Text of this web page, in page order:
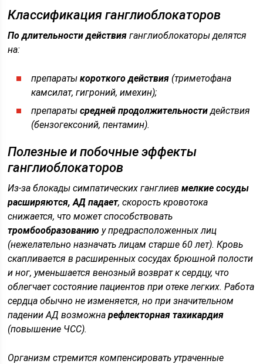
Классификация ганглиоблокаторов
По длительности действия ганглиоблокаторы делятся
на:
препаратыкороткого действия (триметофана
камсилат, гигроний, имехин);
препаратысредней продолжительностидействия
(бензогексоний, пентамин).
Полезные и побочные эффекты
ганглиоблокаторов
Из-за блокады симпатических ганглиевмелкие сосуды
расширяются, АД падает, скорость кровотока
снижается, что может способствовать
тромбообразованию у предрасположенных лиц
(нежелательно назначать лицам старше 60 лет). Кровь
скапливается в расширенных сосудах брюшной полости
и ног, уменьшается венозный возврат к сердцу, что
облегчает состояние пациентов при отеке легких. Работа
сердца обычно не изменяется, но при значительном
падении АД возможнарефлекторная тахикардия
(повышение ЧСС).
Организм стремится компенсировать утраченные